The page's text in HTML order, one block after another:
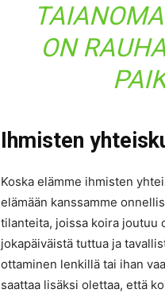
ON
Ihmisten
Koska elämme ihmisten
elämään kanssamme
tilanteita, joissa koira joutuu
jokapäiväistä tuttua ja
ottaminen lenkillä tai ihan
saattaa lisäksi olettaa, että